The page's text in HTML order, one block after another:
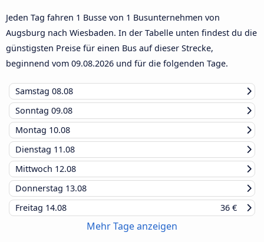
Jeden Tag fahren 1 Busse von 1 Busunternehmen von
Augsburg nach Wiesbaden. In der Tabelle unten findest du die
günstigsten Preise für einen Bus auf dieser Strecke,
beginnend vom 09.08.2026 und für die folgenden Tage.
Samstag 08.08
Sonntag 09.08
Montag 10.08
Dienstag 11.08
Mittwoch 12.08
Donnerstag 13.08
Freitag 14.08 36 €
Mehr Tage anzeigen